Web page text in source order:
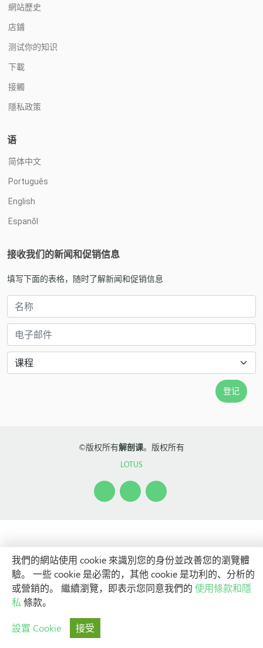
網站歷史
店鋪
测试你的知识
下載
接觸
隱私政策
语
简体中文
Português
English
Espanõl
接收我们的新闻和促销信息
填写下面的表格，随时了解新闻和促销信息
©版权所有解剖课。版权所有
LOTUS
我們的網站使用 cookie 來識別您的身份並改善您的瀏覽體
驗。 一些 cookie 是必需的，其他 cookie 是功利的、分析的
或營銷的。 繼續瀏覽，即表示您同意我們的 使用條款和隱
私 條款。
設置 Cookie 接受